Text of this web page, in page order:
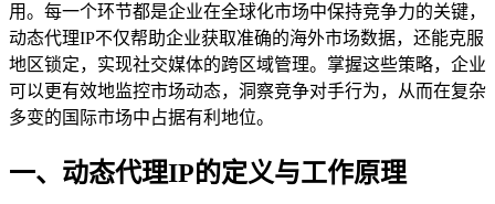
用。每一个环节都是企业在全球化市场中保持竞争力的关键，
动态代理IP不仅帮助企业获取准确的海外市场数据，还能克服
地区锁定，实现社交媒体的跨区域管理。掌握这些策略，企业
可以更有效地监控市场动态，洞察竞争对手行为，从而在复杂
多变的国际市场中占据有利地位。
一、动态代理IP的定义与工作原理